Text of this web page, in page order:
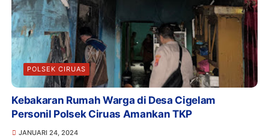
POLSEK CIRUAS
Kebakaran Rumah Warga di Desa Cigelam
Personil Polsek Ciruas Amankan TKP
JANUARI 24, 2024